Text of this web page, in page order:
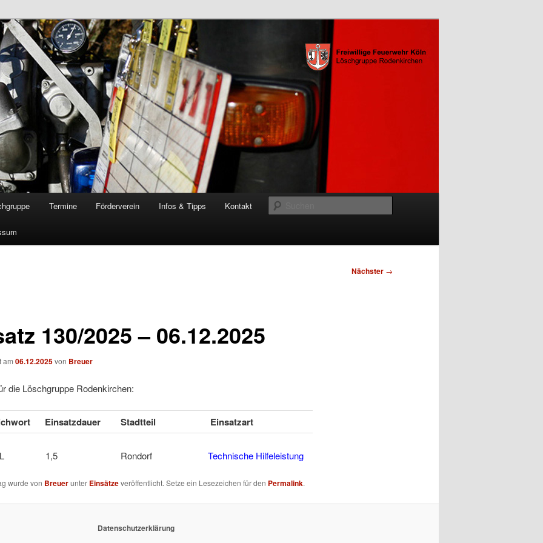
Rodenkirchen
Termine Förderverein Infos & Tipps Kontakt
Nächster →
130/2025 – 06.12.2025
am 06.12.2025von Breuer
die Löschgruppe Rodenkirchen:
Einsatzdauer Stadtteil Einsatzart
1,5 Rondorf Technische Hilfeleistung
wurde von Breuerunter Einsätzeveröffentlicht. Setze ein Lesezeichen für den Permalink.
Datenschutzerklärung